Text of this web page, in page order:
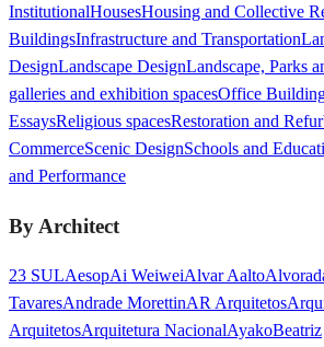
InstitutionalHousesHousing and Collective
BuildingsInfrastructure and Transportation
DesignLandscape DesignLandscape, Parks
galleries and exhibition spacesOffice
EssaysReligious spacesRestoration and
CommerceScenic DesignSchools and
and Performance
By Architect
23 SULAesopAi WeiweiAlvar Aalto
TavaresAndrade MorettinAR Arquitetos
ArquitetosArquitetura NacionalAyakoBeatriz